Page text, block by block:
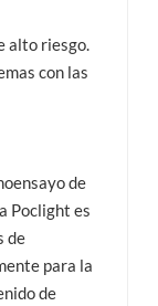
alto riesgo.
con las
de
Poclight es
de
para la
de